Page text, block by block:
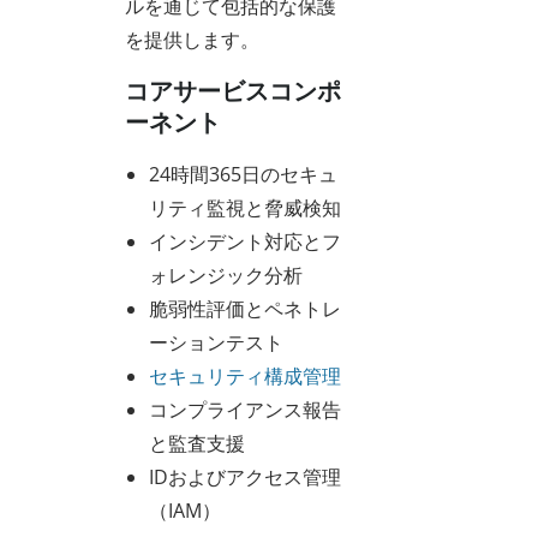
ルを通じて包括的な保護
を提供します。
コアサービスコンポ
ーネント
24時間365日のセキュ
リティ監視と脅威検知
インシデント対応とフ
ォレンジック分析
脆弱性評価とペネトレ
ーションテスト
セキュリティ構成管理
コンプライアンス報告
と監査支援
IDおよびアクセス管理
（IAM）